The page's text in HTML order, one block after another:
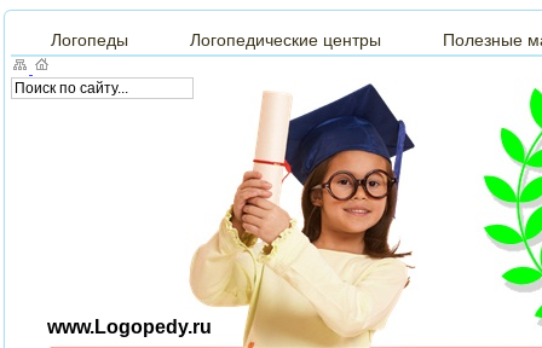
Логопеды Логопедические центры Полезные
www.Logopedy.ru